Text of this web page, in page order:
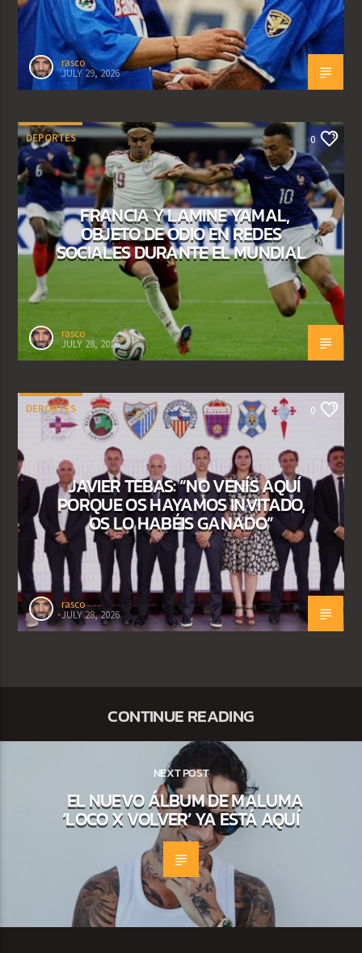
rasco
JULY 29, 2026
DEPORTES 0
FRANCIA Y LAMINE YAMAL,
OBJETO DE ODIO EN REDES
SOCIALES DURANTE EL MUNDIAL
rasco
JULY 28, 2026
DEPORTES 0
JAVIER TEBAS: “NO VENÍS AQUÍ
PORQUE OS HAYAMOS INVITADO,
OS LO HABÉIS GANADO”
rasco
JULY 28, 2026
CONTINUE READING
NEXT POST
EL NUEVO ÁLBUM DE MALUMA
‘LOCO X VOLVER’ YA ESTÁ AQUÍ